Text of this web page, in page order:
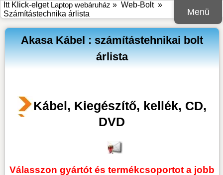
Menü
Itt Klick-elget Laptop webáruház » Web-Bolt»
Számítástechnika árlista
Akasa Kábel : számítástehnikai bolt
árlista
Kábel, Kiegészítő, kellék, CD,
DVD
Válasszon gyártót és termékcsoportot a jobb